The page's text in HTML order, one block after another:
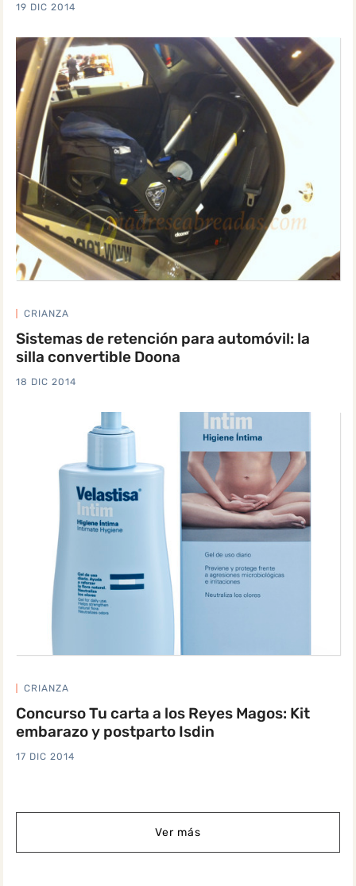
19 DIC 2014
CRIANZA
Sistemas de retención para automóvil: la
silla convertible Doona
18 DIC 2014
CRIANZA
Concurso Tu carta a los Reyes Magos: Kit
embarazo y postparto Isdin
17 DIC 2014
Ver más